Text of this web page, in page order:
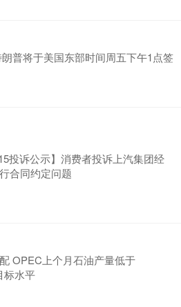
普将于美国东部时间周五下午1点签
投诉公示】消费者投诉上汽集团经
合同约定问题
OPEC上个月石油产量低于
标水平